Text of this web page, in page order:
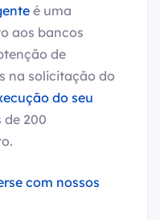
é uma
aos bancos
de
na solicitação do
do seu
de 200
com nossos